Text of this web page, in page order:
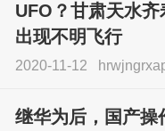
UFO？甘肃天水
出现不明飞行
2020-11-12
继华为后，国产操